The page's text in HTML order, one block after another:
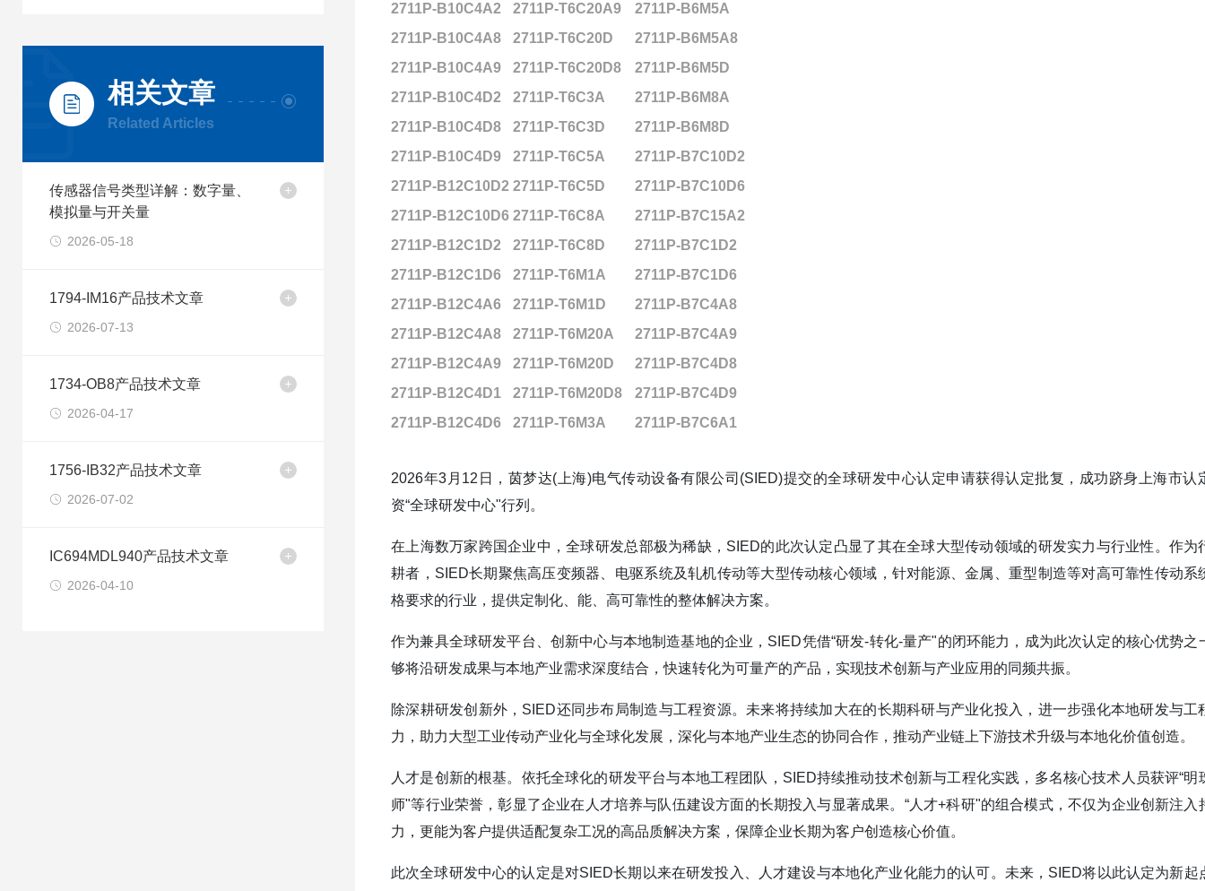
相关文章
Related Articles
传感器信号类型详解：数字量、
模拟量与开关量
2026-05-18
1794-IM16产品技术文章
2026-07-13
1734-OB8产品技术文章
2026-04-17
1756-IB32产品技术文章
2026-07-02
IC694MDL940产品技术文章
2026-04-10
2711P-B10C4A2
2711P-T6C20A9
2711P-B6M5A
2711P-B10C4A8
2711P-T6C20D
2711P-B6M5A8
2711P-B10C4A9
2711P-T6C20D8
2711P-B6M5D
2711P-B10C4D2
2711P-T6C3A
2711P-B6M8A
2711P-B10C4D8
2711P-T6C3D
2711P-B6M8D
2711P-B10C4D9
2711P-T6C5A
2711P-B7C10D2
2711P-B12C10D2 2711P-T6C5D
2711P-B7C10D6
2711P-B12C10D6 2711P-T6C8A
2711P-B7C15A2
2711P-B12C1D2
2711P-T6C8D
2711P-B7C1D2
2711P-B12C1D6
2711P-T6M1A
2711P-B7C1D6
2711P-B12C4A6
2711P-T6M1D
2711P-B7C4A8
2711P-B12C4A8
2711P-T6M20A
2711P-B7C4A9
2711P-B12C4A9
2711P-T6M20D
2711P-B7C4D8
2711P-B12C4D1
2711P-T6M20D8
2711P-B7C4D9
2711P-B12C4D6
2711P-T6M3A 2711P-B7C6A1
2026年3月12日，茵梦达(上海)电气传动设备有限公司(SIED)提交的全球研发中心认定申请获得认定批复，成功跻身上海市认
资“全球研发中心"行列。
在上海数万家跨国企业中，全球研发总部极为稀缺，SIED的此次认定凸显了其在全球大型传动领域的研发实力与行业性。作为
耕者，SIED长期聚焦高压变频器、电驱系统及轧机传动等大型传动核心领域，针对能源、金属、重型制造等对高可靠性传动系
格要求的行业，提供定制化、能、高可靠性的整体解决方案。
作为兼具全球研发平台、创新中心与本地制造基地的企业，SIED凭借“研发-转化-量产"的闭环能力，成为此次认定的核心优势之
够将沿研发成果与本地产业需求深度结合，快速转化为可量产的产品，实现技术创新与产业应用的同频共振。
除深耕研发创新外，SIED还同步布局制造与工程资源。未来将持续加大在的长期科研与产业化投入，进一步强化本地研发与工
力，助力大型工业传动产业化与全球化发展，深化与本地产业生态的协同合作，推动产业链上下游技术升级与本地化价值创造。
人才是创新的根基。依托全球化的研发平台与本地工程团队，SIED持续推动技术创新与工程化实践，多名核心技术人员获评“明
师"等行业荣誉，彰显了企业在人才培养与队伍建设方面的长期投入与显著成果。“人才+科研"的组合模式，不仅为企业创新注入
力，更能为客户提供适配复杂工况的高品质解决方案，保障企业长期为客户创造核心价值。
此次全球研发中心的认定是对SIED长期以来在研发投入、人才建设与本地化产业化能力的认可。未来，SIED将以此认定为新起